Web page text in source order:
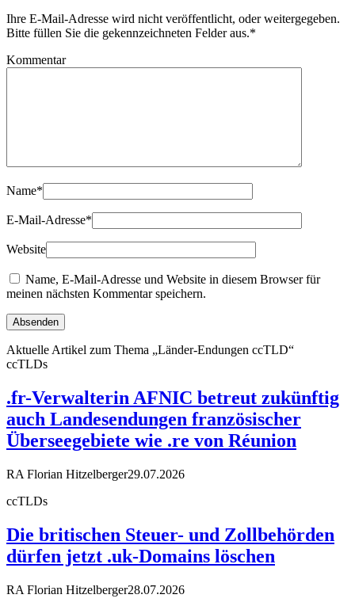
Ihre E-Mail-Adresse wird nicht veröffentlicht, oder weitergegeben.
Bitte füllen Sie die gekennzeichneten Felder aus.*
Kommentar
Name*
E-Mail-Adresse*
Website
Name, E-Mail-Adresse und Website in diesem Browser für
meinen nächsten Kommentar speichern.
Aktuelle Artikel zum Thema „Länder-Endungen ccTLD“
ccTLDs
.fr-Verwalterin AFNIC betreut zukünftig
auch Landesendungen französischer
Überseegebiete wie .re von Réunion
RA Florian Hitzelberger29.07.2026
ccTLDs
Die britischen Steuer- und Zollbehörden
dürfen jetzt .uk-Domains löschen
RA Florian Hitzelberger28.07.2026